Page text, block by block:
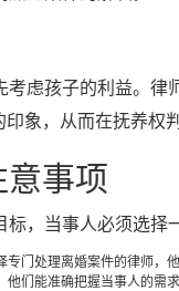
虑孩子的利益。
象，从而在抚养权
事项
，当事人必须选择
门处理离婚案件的律师，
们能准确把握当事人的需